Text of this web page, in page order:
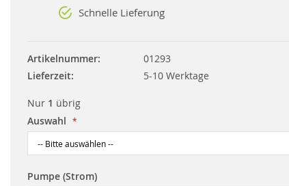
Schnelle Lieferung
Artikelnummer
01293
Lieferzeit
5-10 Werktage
Nur 1 übrig
Auswahl
Pumpe (Strom)